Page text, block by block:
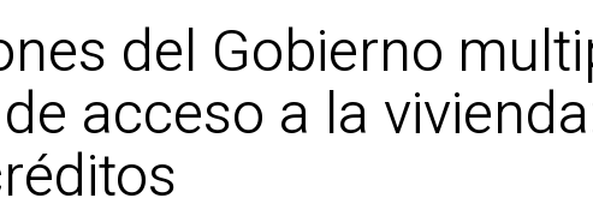
del Gobierno
acceso a la